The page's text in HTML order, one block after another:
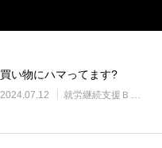
買い物にハマってます?
2024.07.12 就労継続支援Ｂ型・ニコプレイス